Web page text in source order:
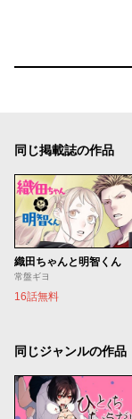
同じ掲載誌の作品
織田ちゃんと明智くん
常盤ギヨ
16話無料
同じジャンルの作品